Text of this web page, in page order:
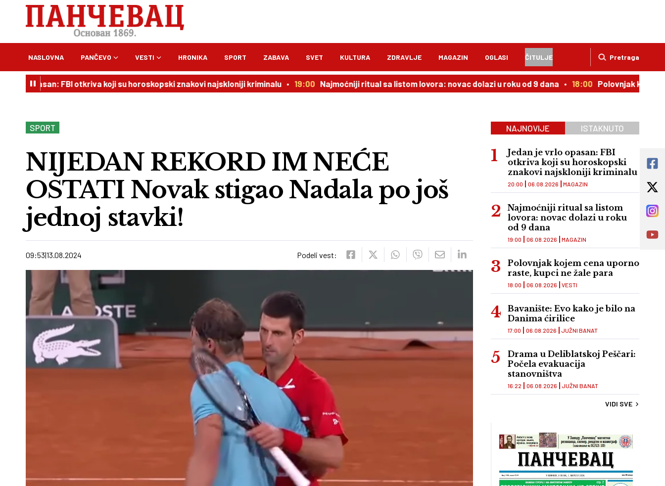
Pretraga
NASLOVNA PANČEVO VESTI HRONIKA SPORT ZABAVA SVET KULTURA ZDRAVLJE MAGAZIN OGLASI ČITULJE
FBI otkriva koji su horoskopski znakovi najskloniji kriminalu 19:00 Najmoćniji ritual sa listom lovora: novac dolazi u roku od 9 dana 18:00 Polovnjak kojem cena
SPORT
NIJEDAN REKORD IM NEĆE
OSTATI Novak stigao Nadala po još
jednoj stavki!
09:53 13.08.2024 Podeli vest:
NAJNOVIJE ISTAKNUTO
Jedan je vrlo opasan: FBI
otkriva koji su horoskopski
znakovi najskloniji kriminalu
MAGAZIN
20:00 06.08.2026
Najmoćniji ritual sa listom
lovora: novac dolazi u roku
od 9 dana
MAGAZIN
19:00 06.08.2026
Polovnjak kojem cena uporno
raste, kupci ne žale para
VESTI
18:00 06.08.2026
Bavanište: Evo kako je bilo na
Danima ćirilice
JUŽNI BANAT
17:00 06.08.2026
Drama u Deliblatskoj Peščari:
Počela evakuacija
stanovništva
JUŽNI BANAT
16:22 06.08.2026
VIDI SVE